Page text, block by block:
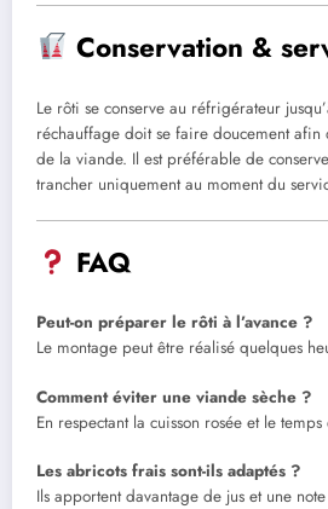
Conservation &
Le rôti se conserve au réfrigérateur
réchauffage doit se faire doucement
de la viande. Il est préférable de
trancher uniquement au moment du
FAQ
Peut-on préparer le rôti à l’avance ?
Le montage peut être réalisé quelques
Comment éviter une viande sèche ?
En respectant la cuisson rosée et le
Les abricots frais sont-ils adaptés ?
Ils apportent davantage de jus et une